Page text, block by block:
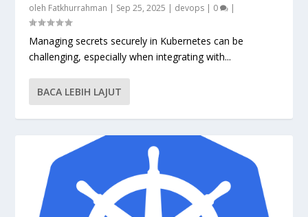
oleh Fatkhurrahman | Sep 25, 2025 | devops | 0 |
Managing secrets securely in Kubernetes can be
challenging, especially when integrating with...
BACA LEBIH LAJUT